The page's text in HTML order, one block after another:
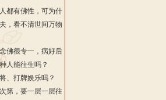
都有佛性，可为什
，看不清世间万物
佛很专一，病好后
人能往生吗？
、打牌娱乐吗？
第，要一层一层往